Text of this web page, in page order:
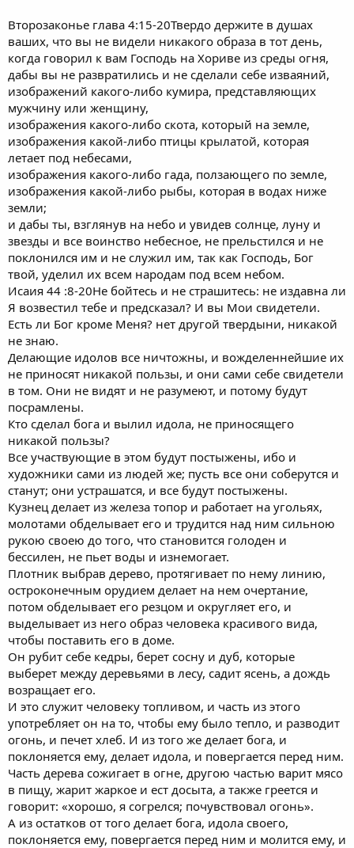
Второзаконье глава 4:15-20Твердо держите в душах
ваших, что вы не видели никакого образа в тот день,
когда говорил к вам Господь на Хориве из среды огня,
дабы вы не развратились и не сделали себе изваяний,
изображений какого-либо кумира, представляющих
мужчину или женщину,
изображения какого-либо скота, который на земле,
изображения какой-либо птицы крылатой, которая
летает под небесами,
изображения какого-либо гада, ползающего по земле,
изображения какой-либо рыбы, которая в водах ниже
земли;
и дабы ты, взглянув на небо и увидев солнце, луну и
звезды и все воинство небесное, не прельстился и не
поклонился им и не служил им, так как Господь, Бог
твой, уделил их всем народам под всем небом.
Исаия 44 :8-20Не бойтесь и не страшитесь: не издавна ли
Я возвестил тебе и предсказал? И вы Мои свидетели.
Есть ли Бог кроме Меня? нет другой твердыни, никакой
не знаю.
Делающие идолов все ничтожны, и вожделеннейшие их
не приносят никакой пользы, и они сами себе свидетели
в том. Они не видят и не разумеют, и потому будут
посрамлены.
Кто сделал бога и вылил идола, не приносящего
никакой пользы?
Все участвующие в этом будут постыжены, ибо и
художники сами из людей же; пусть все они соберутся и
станут; они устрашатся, и все будут постыжены.
Кузнец делает из железа топор и работает на угольях,
молотами обделывает его и трудится над ним сильною
рукою своею до того, что становится голоден и
бессилен, не пьет воды и изнемогает.
Плотник выбрав дерево, протягивает по нему линию,
остроконечным орудием делает на нем очертание,
потом обделывает его резцом и округляет его, и
выделывает из него образ человека красивого вида,
чтобы поставить его в доме.
Он рубит себе кедры, берет сосну и дуб, которые
выберет между деревьями в лесу, садит ясень, а дождь
возращает его.
И это служит человеку топливом, и часть из этого
употребляет он на то, чтобы ему было тепло, и разводит
огонь, и печет хлеб. И из того же делает бога, и
поклоняется ему, делает идола, и повергается перед ним.
Часть дерева сожигает в огне, другою частью варит мясо
в пищу, жарит жаркое и ест досыта, а также греется и
говорит: «хорошо, я согрелся; почувствовал огонь».
А из остатков от того делает бога, идола своего,
поклоняется ему, повергается перед ним и молится ему, и